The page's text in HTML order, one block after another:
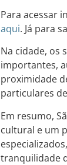
Para acessar
aqui. Já para
Na cidade, os
importantes,
proximidade
particulares
Em resumo,
cultural e um
tranquilidade